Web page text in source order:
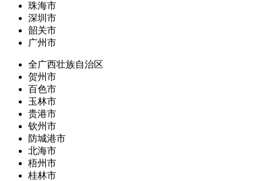
珠海市
深圳市
韶关市
广州市
全广西壮族自治区
贺州市
百色市
玉林市
贵港市
钦州市
防城港市
北海市
梧州市
桂林市